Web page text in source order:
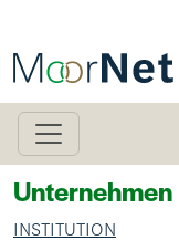
Unternehmen
INSTITUTION